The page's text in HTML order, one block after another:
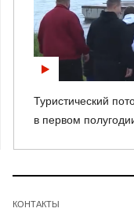
Туристический
в первом
КОНТАКТЫ